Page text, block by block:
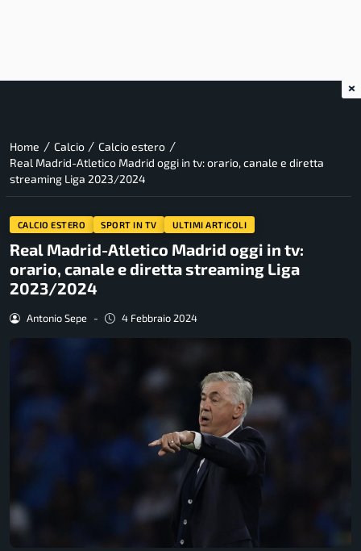
Home / Calcio / Calcio estero /
Real Madrid-Atletico Madrid oggi in tv: orario, canale e diretta
streaming Liga 2023/2024
CALCIO ESTERO SPORT IN TV ULTIMI ARTICOLI
Real Madrid-Atletico Madrid oggi in tv:
orario, canale e diretta streaming Liga
2023/2024
Antonio Sepe - 4 Febbraio 2024
×